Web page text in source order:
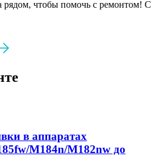
рядом, чтобы помочь с ремонтом! С
в аппаратах
M184n/M182nw до